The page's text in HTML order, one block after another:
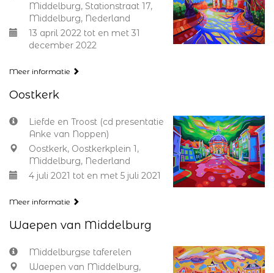
Middelburg, Stationstraat 17,
Middelburg, Nederland
13 april 2022 tot en met 31
december 2022
Meer informatie
Oostkerk
Liefde en Troost (cd presentatie
Anke van Noppen)
Oostkerk, Oostkerkplein 1,
Middelburg, Nederland
4 juli 2021 tot en met 5 juli 2021
Meer informatie
Waepen van Middelburg
Middelburgse taferelen
Waepen van Middelburg,